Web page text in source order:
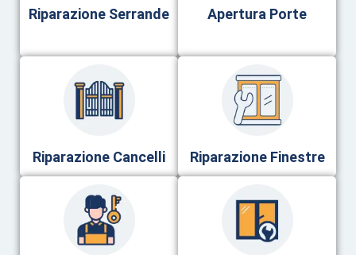
Riparazione Serrande Apertura Porte
Riparazione Cancelli Riparazione Finestre